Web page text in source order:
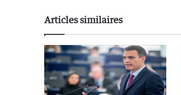
Articles similaires